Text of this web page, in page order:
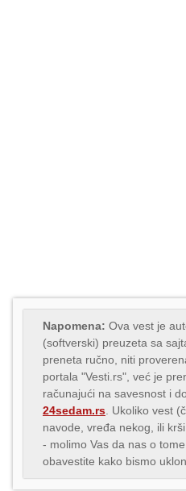
Napomena: Ova vest je
(softverski) preuzeta sa
preneta ručno, niti
portala "Vesti.rs", već je
računajući na savesnost i
24sedam.rs . Ukoliko vest
navode, vređa nekog, ili
- molimo Vas da nas o tome
obavestite kako bismo